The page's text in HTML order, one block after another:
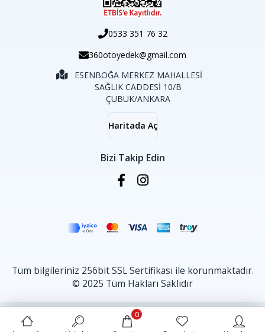
0533 351 76 32
360otoyedek@gmail.com
ESENBOĞA MERKEZ MAHALLESİ
SAĞLIK CADDESİ 10/B
ÇUBUK/ANKARA
Haritada Aç
Bizi Takip Edin
Tüm bilgileriniz 256bit SSL Sertifikası ile korunmaktadır.
© 2025 Tüm Hakları Saklıdır
0